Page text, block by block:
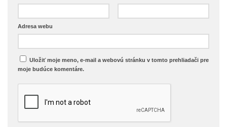
Adresa webu
Uložiť moje meno, e-mail a webovú stránku v tomto prehliadači pre
moje budúce komentáre.